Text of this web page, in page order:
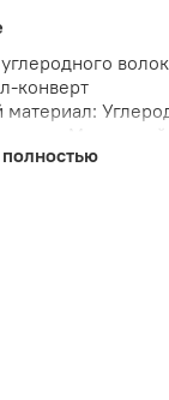
конверт
материал:
царапин,
полностью